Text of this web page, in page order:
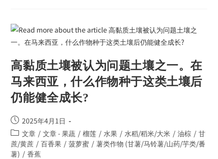
高黏质土壤被认为问题土壤之一。在
马来西亚，什么作物种于这类土壤后
仍能健全成长?
2025年4月1日
文章 / 文章 - 果蔬 / 榴莲 / 水果 / 水稻/稻米/大米 / 油棕 / 甘
蔗/黄蔗 / 百香果 / 菠萝蜜 / 薯类作物 (甘薯/马铃薯/山药/芋类/番
薯) / 香蕉